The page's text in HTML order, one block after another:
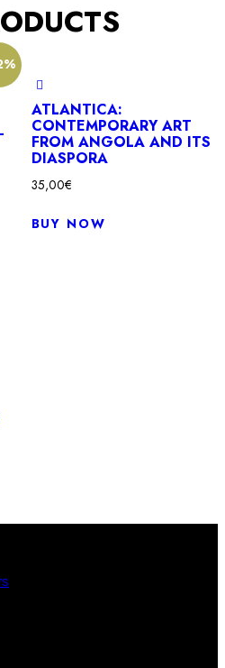
ATLANTICA:
CONTEMPORARY ART
FROM ANGOLA AND ITS
DIASPORA
35,00€
BUY NOW